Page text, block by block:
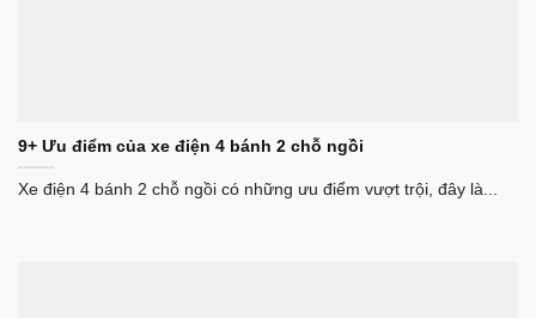
9+ Ưu điểm của xe điện 4 bánh 2 chỗ ngồi
Xe điện 4 bánh 2 chỗ ngồi có những ưu điểm vượt trội, đây là...